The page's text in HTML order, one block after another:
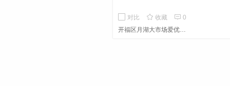
对比  收藏  0
开福区月湖大市场爱优月湖五金工具